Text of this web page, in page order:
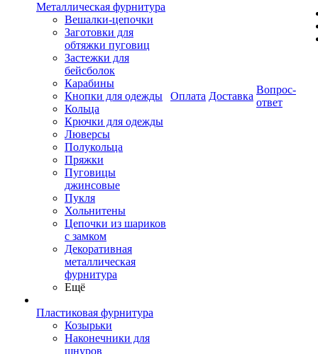
Металлическая фурнитура
Вешалки-цепочки
Заготовки для
обтяжки пуговиц
Застежки для
бейсболок
Карабины
Кнопки для одежды
Кольца
Крючки для одежды
Люверсы
Полукольца
Пряжки
Пуговицы
джинсовые
Пукля
Хольнитены
Цепочки из шариков
с замком
Декоративная
металлическая
фурнитура
Ещё
Пластиковая фурнитура
Козырьки
Наконечники для
шнуров
Оплата Доставка
Вопрос-
ответ